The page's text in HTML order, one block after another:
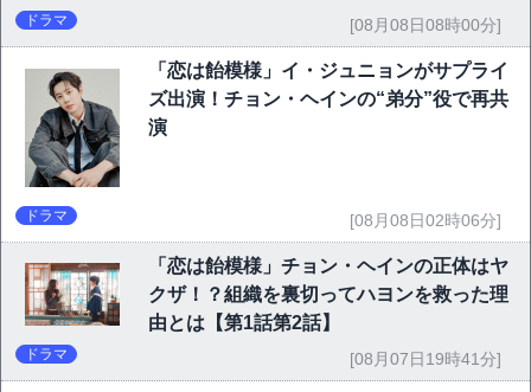
ドラマ [08月08日08時00分]
「恋は飴模様」イ・ジュニョンがサプライ
ズ出演！チョン・ヘインの“弟分”役で再共
演
ドラマ [08月08日02時06分]
「恋は飴模様」チョン・ヘインの正体はヤ
クザ！？組織を裏切ってハヨンを救った理
由とは【第1話第2話】
ドラマ [08月07日19時41分]